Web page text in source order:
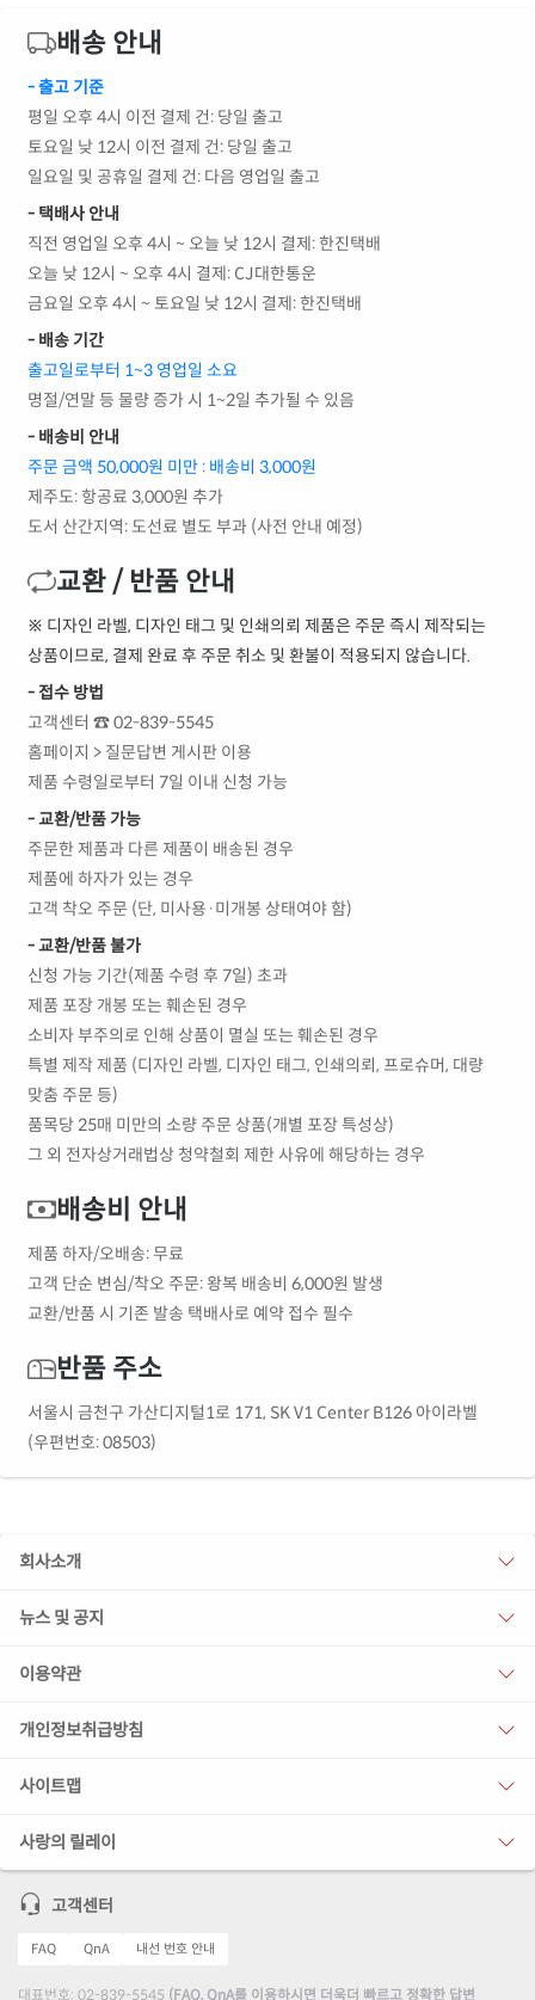
배송 안내
- 출고 기준
평일 오후 4시 이전 결제 건: 당일 출고
토요일 낮 12시 이전 결제 건: 당일 출고
일요일 및 공휴일 결제 건: 다음 영업일 출고
- 택배사 안내
직전 영업일 오후 4시 ~ 오늘 낮 12시 결제: 한진택배
오늘 낮 12시 ~ 오후 4시 결제: CJ대한통운
금요일 오후 4시 ~ 토요일 낮 12시 결제: 한진택배
- 배송 기간
출고일로부터 1~3 영업일 소요
명절/연말 등 물량 증가 시 1~2일 추가될 수 있음
- 배송비 안내
주문 금액 50,000원 미만 : 배송비 3,000원
제주도: 항공료 3,000원 추가
도서 산간지역: 도선료 별도 부과 (사전 안내 예정)
교환 / 반품 안내
※ 디자인 라벨, 디자인 태그 및 인쇄의뢰 제품은 주문 즉시 제작되는
상품이므로, 결제 완료 후 주문 취소 및 환불이 적용되지 않습니다.
- 접수 방법
고객센터 ☎ 02-839-5545
홈페이지 > 질문답변 게시판 이용
제품 수령일로부터 7일 이내 신청 가능
- 교환/반품 가능
주문한 제품과 다른 제품이 배송된 경우
제품에 하자가 있는 경우
고객 착오 주문 (단, 미사용·미개봉 상태여야 함)
- 교환/반품 불가
신청 가능 기간(제품 수령 후 7일) 초과
제품 포장 개봉 또는 훼손된 경우
소비자 부주의로 인해 상품이 멸실 또는 훼손된 경우
특별 제작 제품 (디자인 라벨, 디자인 태그, 인쇄의뢰, 프로슈머, 대량
맞춤 주문 등)
품목당 25매 미만의 소량 주문 상품(개별 포장 특성상)
그 외 전자상거래법상 청약철회 제한 사유에 해당하는 경우
배송비 안내
제품 하자/오배송: 무료
고객 단순 변심/착오 주문: 왕복 배송비 6,000원 발생
교환/반품 시 기존 발송 택배사로 예약 접수 필수
반품 주소
서울시 금천구 가산디지털1로 171, SK V1 Center B126 아이라벨
(우편번호: 08503)
회사소개
뉴스 및 공지
이용약관
개인정보취급방침
사이트맵
사랑의 릴레이
고객센터
FAQ QnA 내선 번호 안내
대표번호: 02-839-5545 (FAQ, QnA를 이용하시면 더욱더 빠르고 정확한 답변